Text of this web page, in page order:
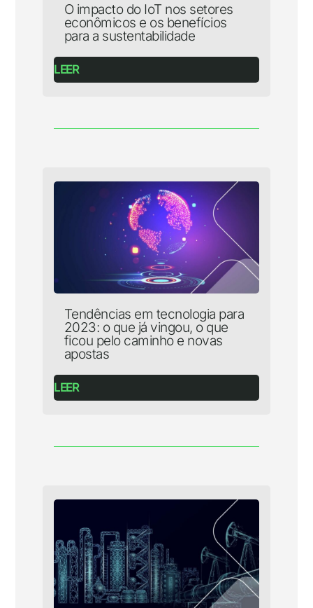
O impacto do IoT nos setores
econômicos e os benefícios
para a sustentabilidade
LEER
Tendências em tecnologia para
2023: o que já vingou, o que
ficou pelo caminho e novas
apostas
LEER